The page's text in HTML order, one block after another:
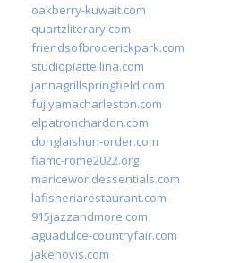
oakberry-kuwait.com
quartzliterary.com
friendsofbroderickpark.com
studiopiattellina.com
jannagrillspringfield.com
fujiyamacharleston.com
elpatronchardon.com
donglaishun-order.com
fiamc-rome2022.org
mariceworldessentials.com
lafisheriarestaurant.com
915jazzandmore.com
aguadulce-countryfair.com
jakehovis.com